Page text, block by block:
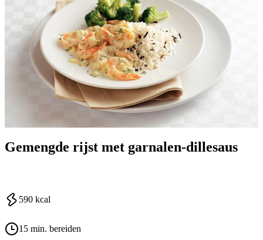
Gemengde rijst met garnalen-dillesaus
590 kcal
15 min. bereiden